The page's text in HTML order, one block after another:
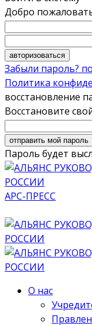
Добро
Забыли пароль?
Политика
восстановление
Восстановите
Пароль будет
АРС-ПРЕСС
О нас